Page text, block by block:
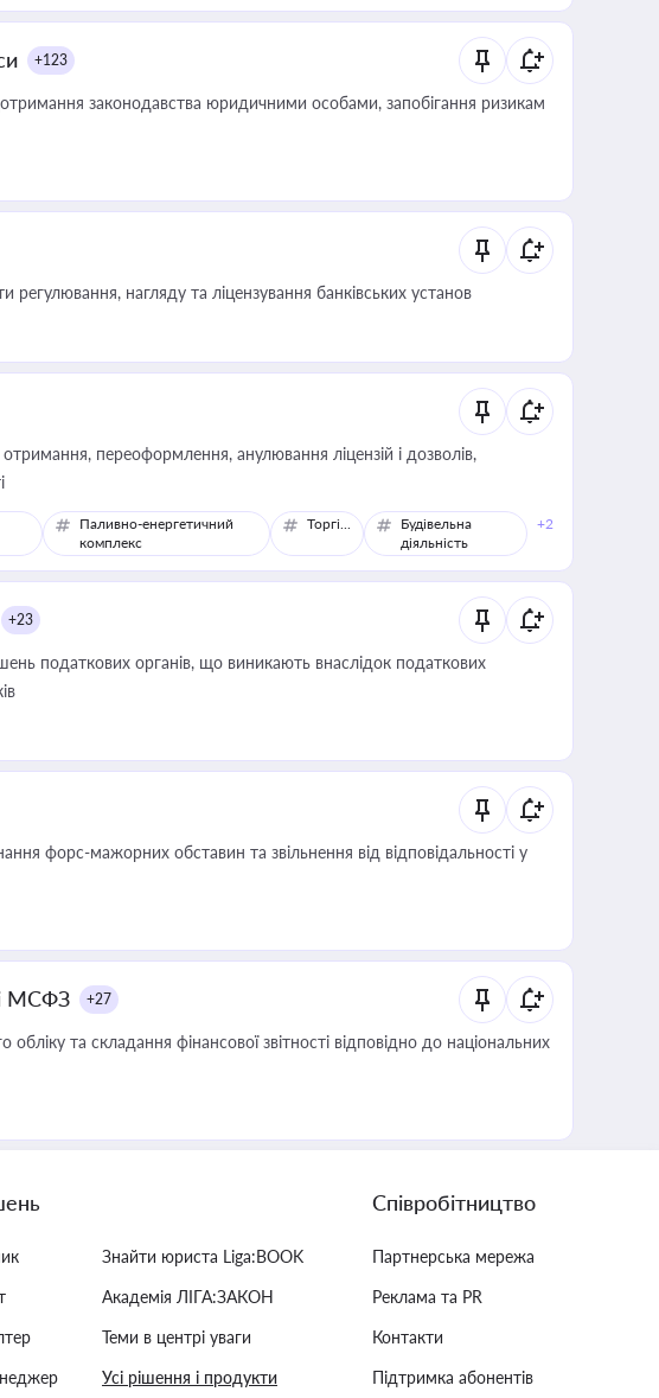
+123
законодавства юридичними особами, запобігання ризикам
регулювання, нагляду та ліцензування банківських установ
переоформлення, анулювання ліцензій і дозволів,
Паливно-енергетичний
комплекс
Торгівля
Будівельна
діяльність
+2
+23
податкових органів, що виникають внаслідок податкових
форс-мажорних обставин та звільнення від відповідальності у
і МСФЗ +27
та складання фінансової звітності відповідно до національних
Знайти юриста Liga:BOOK
Академія ЛІГА:ЗАКОН
Теми в центрі уваги
Усі рішення і продукти
Співробітництво
Партнерська мережа
Реклама та PR
Контакти
Підтримка абонентів